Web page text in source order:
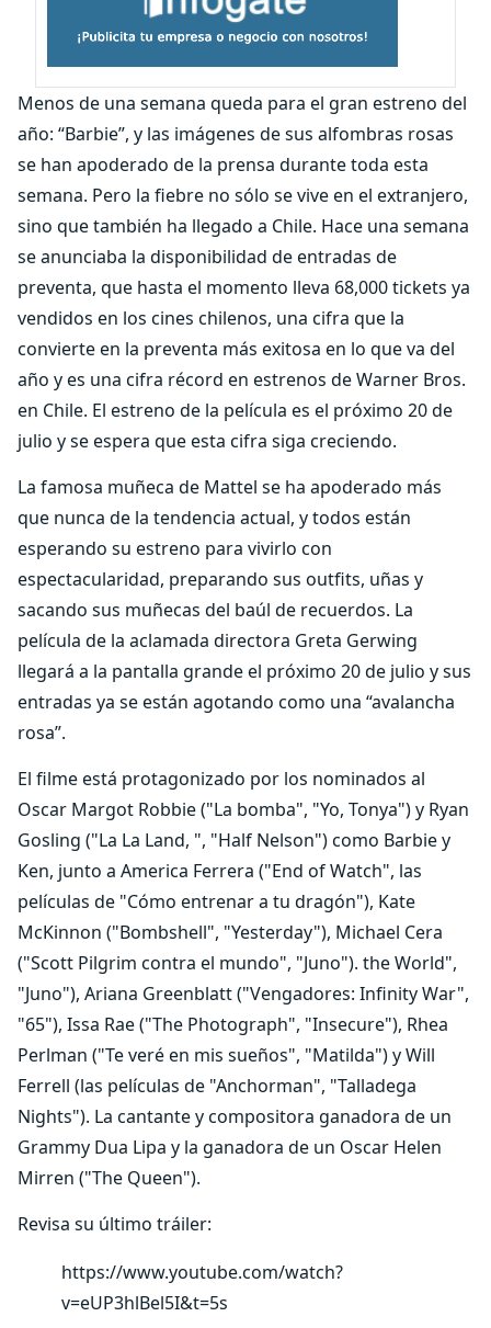
Menos de una semana queda para el gran estreno del
año: “Barbie”, y las imágenes de sus alfombras rosas
se han apoderado de la prensa durante toda esta
semana. Pero la fiebre no sólo se vive en el extranjero,
sino que también ha llegado a Chile. Hace una semana
se anunciaba la disponibilidad de entradas de
preventa, que hasta el momento lleva 68,000 tickets ya
vendidos en los cines chilenos, una cifra que la
convierte en la preventa más exitosa en lo que va del
año y es una cifra récord en estrenos de Warner Bros.
en Chile. El estreno de la película es el próximo 20 de
julio y se espera que esta cifra siga creciendo.
La famosa muñeca de Mattel se ha apoderado más
que nunca de la tendencia actual, y todos están
esperando su estreno para vivirlo con
espectacularidad, preparando sus outfits, uñas y
sacando sus muñecas del baúl de recuerdos. La
película de la aclamada directora Greta Gerwing
llegará a la pantalla grande el próximo 20 de julio y sus
entradas ya se están agotando como una “avalancha
rosa”.
El filme está protagonizado por los nominados al
Oscar Margot Robbie ("La bomba", "Yo, Tonya") y Ryan
Gosling ("La La Land, ", "Half Nelson") como Barbie y
Ken, junto a America Ferrera ("End of Watch", las
películas de "Cómo entrenar a tu dragón"), Kate
McKinnon ("Bombshell", "Yesterday"), Michael Cera
("Scott Pilgrim contra el mundo", "Juno"). the World",
"Juno"), Ariana Greenblatt ("Vengadores: Infinity War",
"65"), Issa Rae ("The Photograph", "Insecure"), Rhea
Perlman ("Te veré en mis sueños", "Matilda") y Will
Ferrell (las películas de "Anchorman", "Talladega
Nights"). La cantante y compositora ganadora de un
Grammy Dua Lipa y la ganadora de un Oscar Helen
Mirren ("The Queen").
Revisa su último tráiler:
https://www.youtube.com/watch?
v=eUP3hlBel5I&t=5s